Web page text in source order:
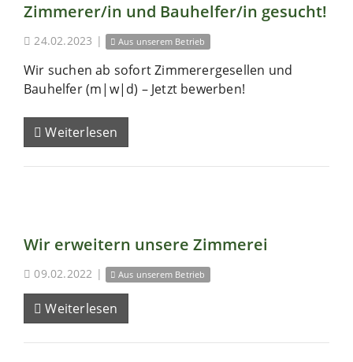
Zimmerer/in und Bauhelfer/in gesucht!
24.02.2023 | Aus unserem Betrieb
Wir suchen ab sofort Zimmerergesellen und
Bauhelfer (m|w|d) – Jetzt bewerben!
Weiterlesen
Wir erweitern unsere Zimmerei
09.02.2022 | Aus unserem Betrieb
Weiterlesen